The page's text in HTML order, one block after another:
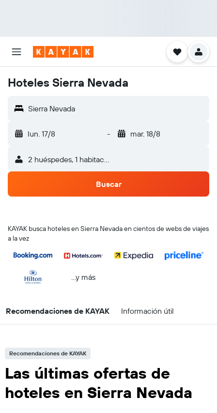
Hoteles Sierra Nevada
Sierra Nevada
lun. 17/8 - mar. 18/8
2 huéspedes, 1 habitación
Buscar
KAYAK busca hoteles en Sierra Nevada en cientos de webs de viajes
a la vez
...y más
Recomendaciones de KAYAK Información útil
Recomendaciones de KAYAK
Las últimas ofertas de
hoteles en Sierra Nevada